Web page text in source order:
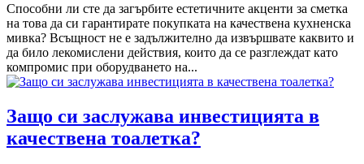
Способни ли сте да загърбите естетичните акценти за сметка
на това да си гарантирате покупката на качествена кухненска
мивка? Всъщност не е задължително да извършвате каквито и
да било лекомислени действия, които да се разглеждат като
компромис при оборудването на...
Защо си заслужава инвестицията в
качествена тоалетка?